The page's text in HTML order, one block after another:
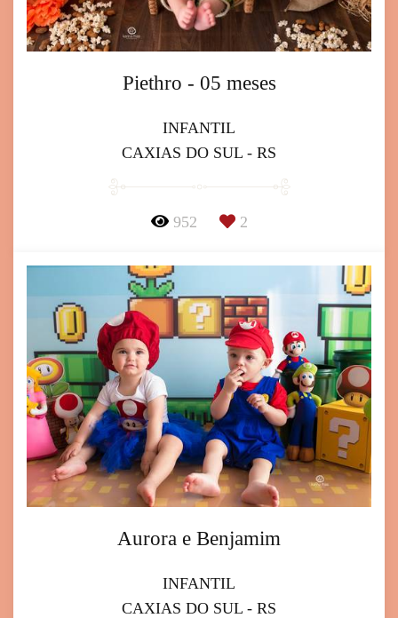
Piethro - 05 meses
INFANTIL
CAXIAS DO SUL - RS
952 2
Aurora e Benjamim
INFANTIL
CAXIAS DO SUL - RS